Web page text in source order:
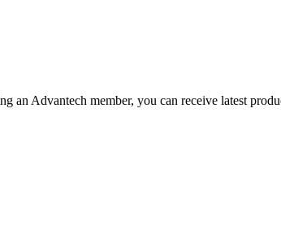
an Advantech member, you can receive latest